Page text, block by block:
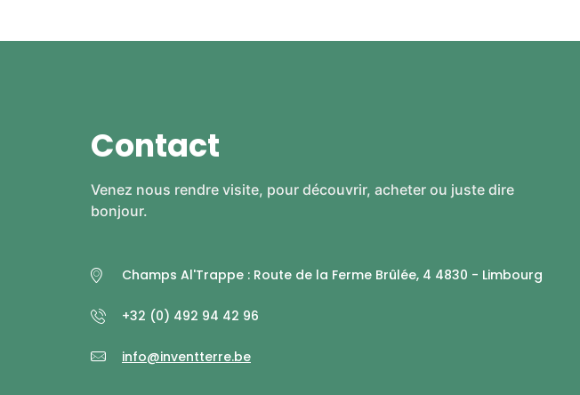
Contact
Venez nous rendre visite, pour découvrir, acheter ou juste dire
bonjour.
Champs Al'Trappe : Route de la Ferme Brûlée, 4 4830 - Limbourg
+32 (0) 492 94 42 96
info@inventterre.be